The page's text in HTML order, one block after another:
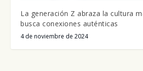
La generación Z abraza la cultura
busca conexiones auténticas
4 de noviembre de 2024